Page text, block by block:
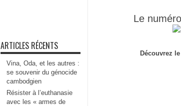
ARTICLES RÉCENTS
Vina, Oda, et les autres :
se souvenir du génocide
cambodgien
Résister à l’euthanasie
avec les « armes de
Le
Découvrez